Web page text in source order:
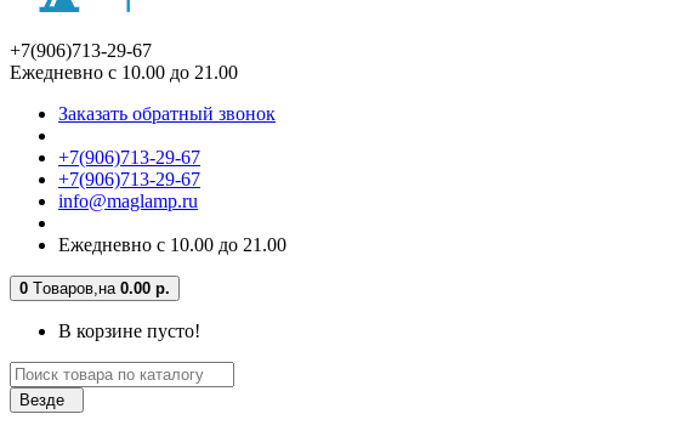
+7(906)713-29-67
Ежедневно с 10.00 до 21.00
Заказать обратный звонок
+7(906)713-29-67
+7(906)713-29-67
info@maglamp.ru
Ежедневно с 10.00 до 21.00
0 Tоваров,на 0.00 р.
В корзине пусто!
Везде